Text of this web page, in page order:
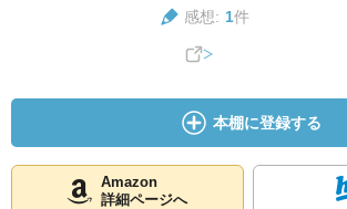
感想: 1件
本棚に登録する
Amazon
詳細ページへ